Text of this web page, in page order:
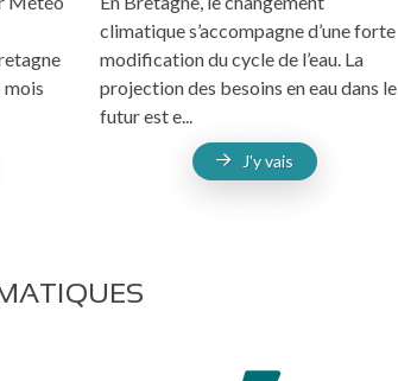
mois
climatique s’accompagne d’une forte
modification du cycle de l’eau. La
projection des besoins en eau dans le
futur est e...
J'y vais